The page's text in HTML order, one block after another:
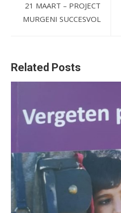
21 MAART – PROJECT
MURGENI SUCCESVOL
Related Posts